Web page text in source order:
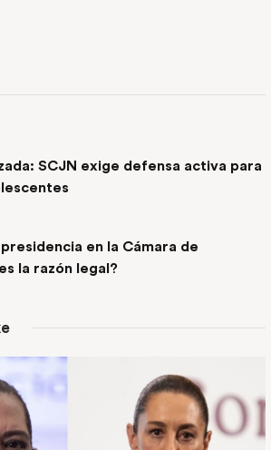
SCJN exige defensa activa para
en la Cámara de
la razón legal?